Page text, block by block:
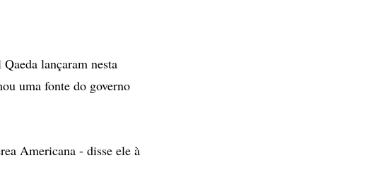
lançaram nesta
uma fonte do governo
Americana - disse ele à